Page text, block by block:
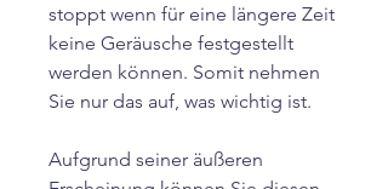
stoppt wenn für eine längere Zeit
keine Geräusche festgestellt
werden können. Somit nehmen
Sie nur das auf, was wichtig ist.
Aufgrund seiner äußeren